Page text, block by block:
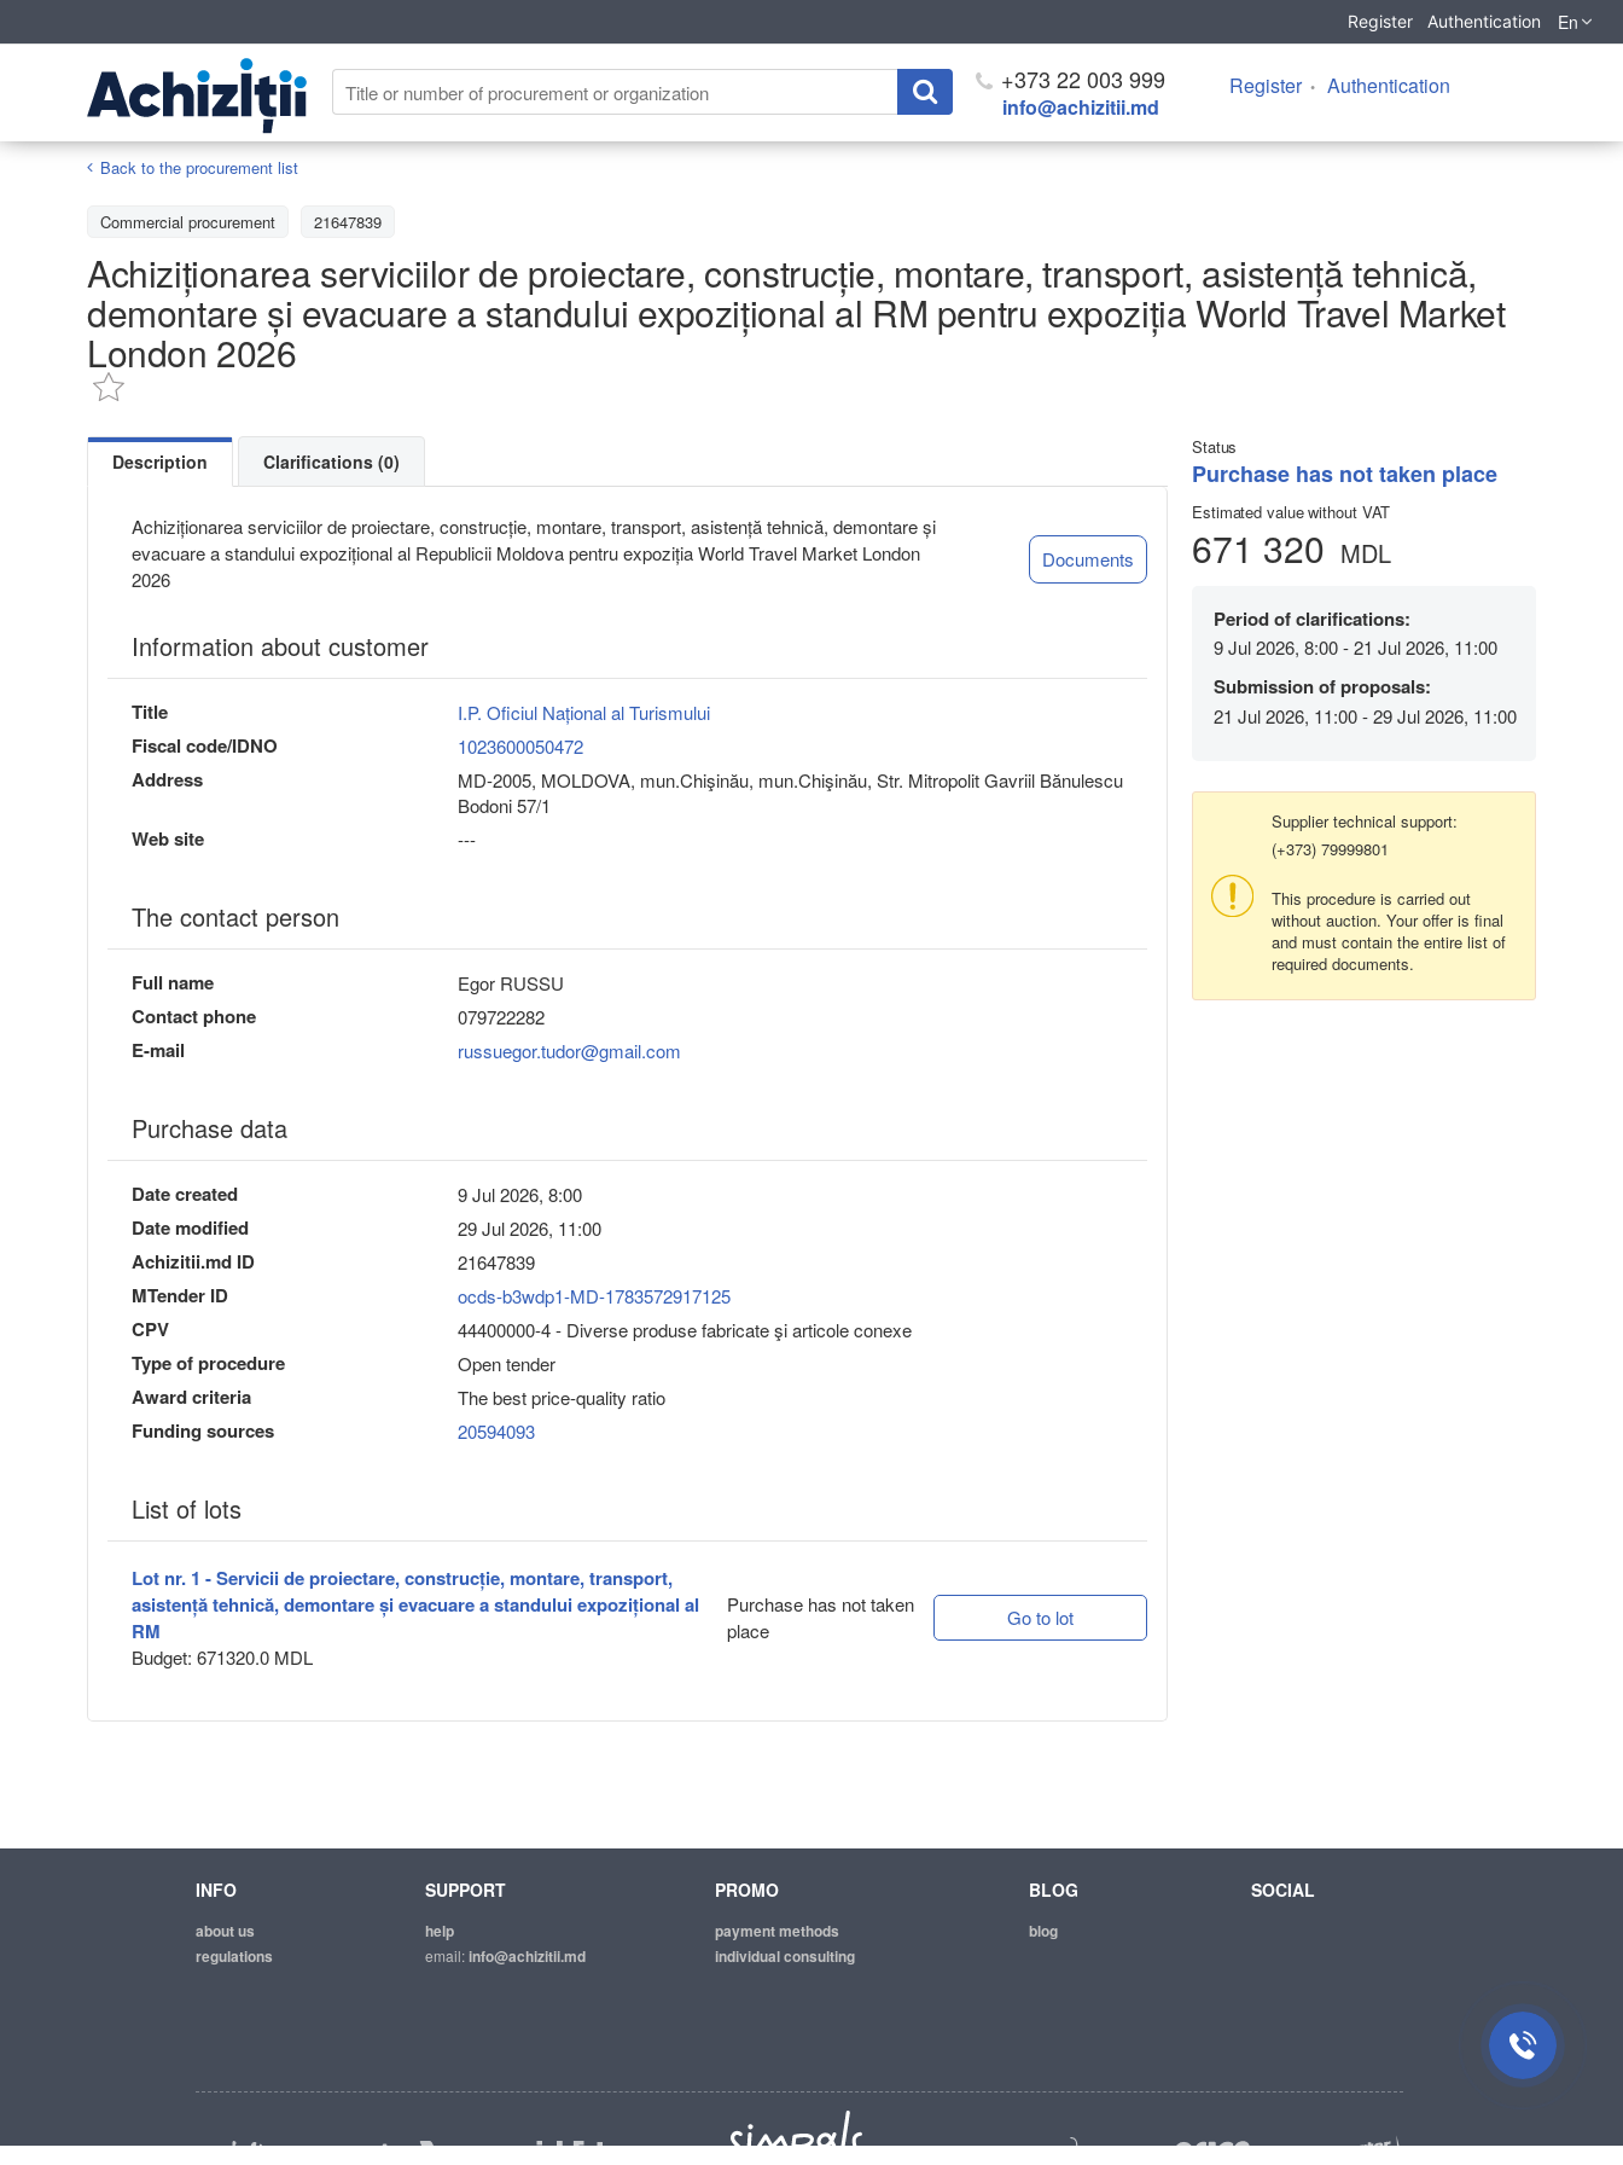
Register Authentication En
+373 22 003 999
info@achizitii.md
Register Authentication
Back to the procurement list
Commercial procurement 21647839
Achiziționarea serviciilor de proiectare, construcție, montare, transport, asistență tehnică,
demontare și evacuare a standului expozițional al RM pentru expoziția World Travel Market
London 2026
Status
Purchase has not taken place
Estimated value without VAT
671 320 MDL
Period of clarifications:
9 Jul 2026, 8:00 - 21 Jul 2026, 11:00
Submission of proposals:
21 Jul 2026, 11:00 - 29 Jul 2026, 11:00
Supplier technical support:
(+373) 79999801
This procedure is carried out
without auction. Your offer is final
and must contain the entire list of
required documents.
Description Clarifications (0)
Achiziționarea serviciilor de proiectare, construcție, montare, transport, asistență tehnică, demontare și
evacuare a standului expozițional al Republicii Moldova pentru expoziția World Travel Market London
2026
Documents
Information about customer
Title I.P. Oficiul Național al Turismului
Fiscal code/IDNO 1023600050472
Address
MD-2005, MOLDOVA, mun.Chişinău, mun.Chişinău, Str. Mitropolit Gavriil Bănulescu
Bodoni 57/1
Web site ---
The contact person
Full name Egor RUSSU
Contact phone 079722282
E-mail russuegor.tudor@gmail.com
Purchase data
Date created 9 Jul 2026, 8:00
Date modified 29 Jul 2026, 11:00
Achizitii.md ID 21647839
MTender ID ocds-b3wdp1-MD-1783572917125
CPV 44400000-4 - Diverse produse fabricate şi articole conexe
Type of procedure Open tender
Award criteria The best price-quality ratio
Funding sources 20594093
List of lots
Lot nr. 1 - Servicii de proiectare, construcție, montare, transport,
asistență tehnică, demontare și evacuare a standului expozițional al
RM
Budget: 671320.0 MDL
Purchase has not taken
place
Go to lot
INFO
about us
regulations
SUPPORT
help
email:info@achizitii.md
PROMO
payment methods
individual consulting
BLOG
blog
SOCIAL